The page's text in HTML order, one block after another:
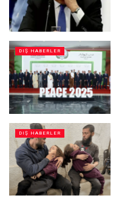
DIŞ HABERLER
DIŞ HABERLER